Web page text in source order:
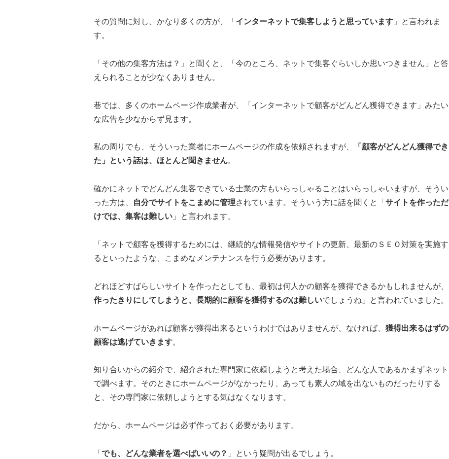
その質問に対し、かなり多くの方が、「 インターネットで集客しようと思っています 」と言われま
す。
「その他の集客方法は？」と聞くと、「今のところ、ネットで集客ぐらいしか思いつきません」と答
えられることが少なくありません。
巷では、多くのホームページ作成業者が、「インターネットで顧客がどんどん獲得できます」みたい
な広告を少なからず見ます。
私の周りでも、そういった業者にホームページの作成を依頼されますが、
「顧客がどんどん獲得でき
た」という話は、ほとんど聞きません。
確かにネットでどんどん集客できている士業の方もいらっしゃることはいらっしゃいますが、そうい
った方は、
自分でサイトをこまめに管理されています。そういう方に話を聞くと「 サイトを作っただ
けでは、集客は難しい 」と言われます。
「ネットで顧客を獲得するためには、継続的な情報発信やサイトの更新、最新のＳＥＯ対策を実施す
るといったような、こまめなメンテナンスを行う必要があります。
どれほどすばらしいサイトを作ったとしても、最初は何人かの顧客を獲得できるかもしれませんが、
作ったきりにしてしまうと、長期的に顧客を獲得するのは難しいでしょうね」と言われていました。
ホームページがあれば顧客が獲得出来るというわけではありませんが、なければ、 獲得出来るはずの
顧客は逃げていきます。
知り合いからの紹介で、紹介された専門家に依頼しようと考えた場合、どんな人であるかまずネット
で調べます。そのときにホームページがなかったり、あっても素人の域を出ないものだったりする
と、その専門家に依頼しようとする気はなくなります。
だから、ホームページは必ず作っておく必要があります。
「 でも、どんな業者を選べばいいの？ 」という疑問が出るでしょう。